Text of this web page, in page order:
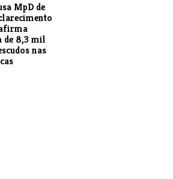
MpD de
de 8,3 mil
nas